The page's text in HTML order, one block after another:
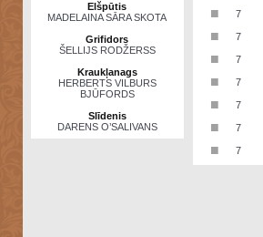
Elšpūtis
MADELAINA SĀRA SKOTA
Grifidors
ŠELLIJS RODŽERSS
Kraukļanags
HERBERTS VILBURS
BJŪFORDS
Slīdenis
DARENS O’SALIVANS
■ 7
■ 7
■ 7
■ 7
■ 7
■ 7
■ 7